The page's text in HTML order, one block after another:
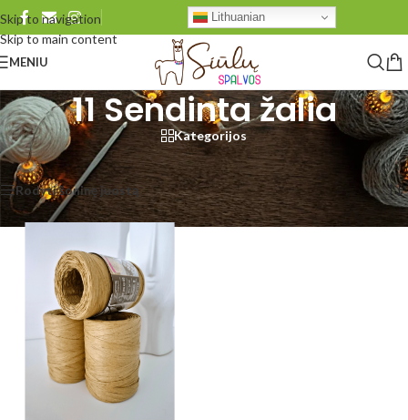
Skip to navigation
Skip to main content
Lithuanian
MENIU
11 Sendinta žalia
Kategorijos
Pradžia/Produkto Natūrali minkšta rafija /11 Sendinta žalia Rezultatų: 1
Rodyti šoninę juostą Rodyti 48 96 Visi